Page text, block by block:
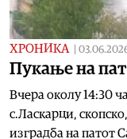
ХРОНИКА
Пукање на
Вчера околу 14:30
с.Ласкарци,
изградба на патот